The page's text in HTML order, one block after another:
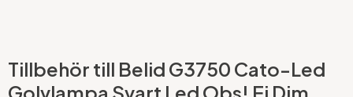
Tillbehör till Belid G3750 Cato-Led
Golvlampa Svart Led Obs! Ej Dim